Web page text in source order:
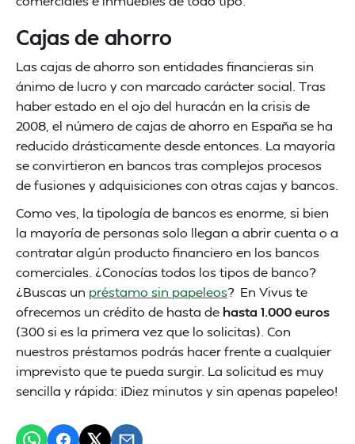
Cajas de ahorro
Las cajas de ahorro son entidades financieras sin
ánimo de lucro y con marcado carácter social. Tras
haber estado en el ojo del huracán en la crisis de
2008, el número de cajas de ahorro en España se ha
reducido drásticamente desde entonces. La mayoría
se convirtieron en bancos tras complejos procesos
de fusiones y adquisiciones con otras cajas y bancos.
Como ves, la tipología de bancos es enorme, si bien
la mayoría de personas solo llegan a abrir cuenta o a
contratar algún producto financiero en los bancos
comerciales. ¿Conocías todos los tipos de banco?
¿Buscas un préstamo sin papeleos? En Vivus te
ofrecemos un crédito de hasta de hasta 1.000 euros
(300 si es la primera vez que lo solicitas). Con
nuestros préstamos podrás hacer frente a cualquier
imprevisto que te pueda surgir. La solicitud es muy
sencilla y rápida: ¡Diez minutos y sin apenas papeleo!